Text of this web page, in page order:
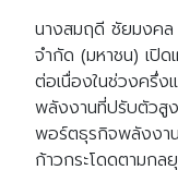
นางสมฤดี ชัยมงคล
จำกัด (มหาชน) เปิด
ต่อเนื่องในช่วงครึ่
พลังงานที่ปรับตัวสู
พอร์ตธุรกิจพลังงาน
ก้าวกระโดดตามก